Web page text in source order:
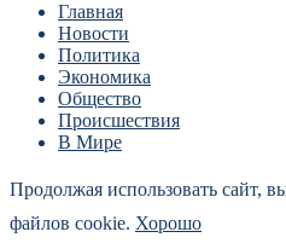
Главная
Новости
Политика
Экономика
Общество
Происшествия
В Мире
Продолжая использовать сайт,
файлов cookie. Хорошо